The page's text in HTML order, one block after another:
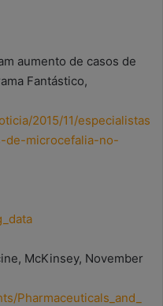
aumento de casos de
Fantástico,
2015/11/especialistas
de-microcefalia-no-
McKinsey, November
Pharmaceuticals_and_